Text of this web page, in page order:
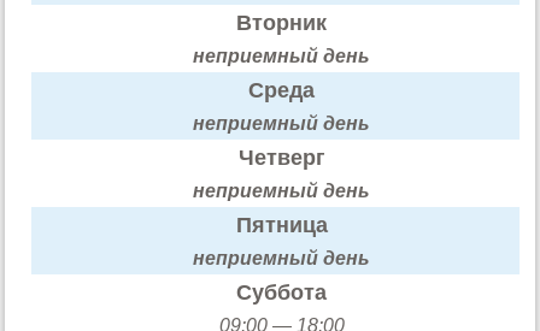
Вторник
неприемный день
Среда
неприемный день
Четверг
неприемный день
Пятница
неприемный день
Суббота
09:00 — 18:00